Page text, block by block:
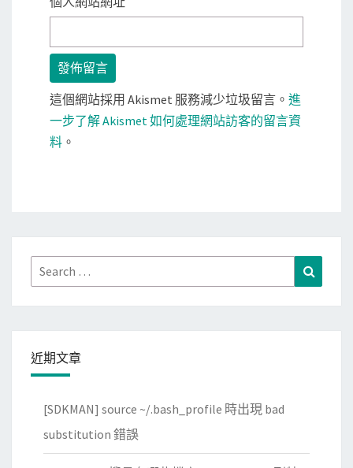
這個網站採用 Akismet 服務減少垃圾留言。 進
一步了解 Akismet 如何處理網站訪客的留言資
料 。
Search
for:
近期文章
[SDKMAN] source ~/.bash_profile 時出現 bad
substitution 錯誤